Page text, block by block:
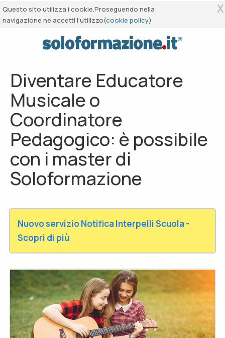
Questo sito utilizza i cookie.Proseguendo nella
navigazione ne accetti l’utilizzo(cookie policy)
X
Diventare Educatore
Musicale o
Coordinatore
Pedagogico: è possibile
con i master di
Soloformazione
Nuovo servizio Notifica Interpelli Scuola -
Scopri di più